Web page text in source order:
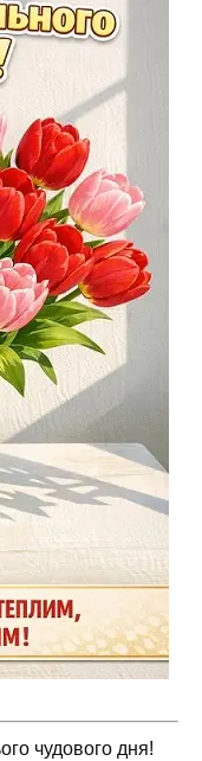
чудового дня!